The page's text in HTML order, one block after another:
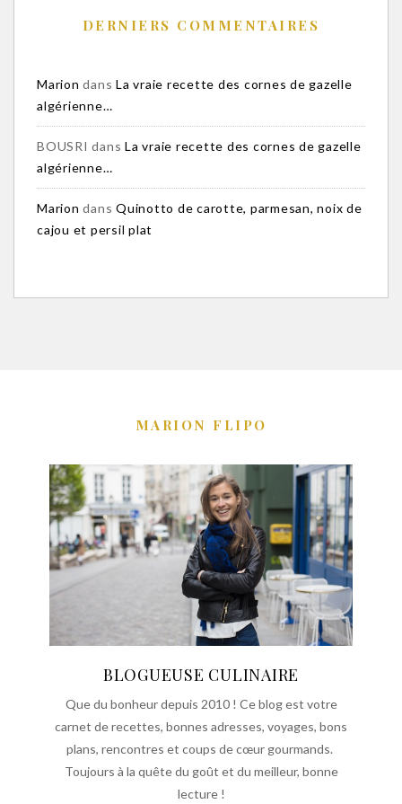
DERNIERS COMMENTAIRES
Marion dans La vraie recette des cornes de gazelle
algérienne…
BOUSRI dans La vraie recette des cornes de gazelle
algérienne…
Marion dans Quinotto de carotte, parmesan, noix de
cajou et persil plat
MARION FLIPO
BLOGUEUSE CULINAIRE
Que du bonheur depuis 2010 ! Ce blog est votre
carnet de recettes, bonnes adresses, voyages, bons
plans, rencontres et coups de cœur gourmands.
Toujours à la quête du goût et du meilleur, bonne
lecture !